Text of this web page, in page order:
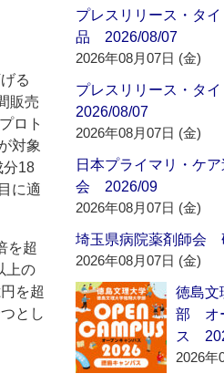
る
販売
ロト
対象
分18
に適
を超
上の
を超
とし
プレスリリース・タ
品 2026/08/07
2026年08月07日 (金)
プレスリリース・タ
2026/08/07
2026年08月07日 (金)
日本プライマリ・ケ
会 2026/09
2026年08月07日 (金)
埼玉県病院薬剤師会
2026年08月07日 (金)
徳島
部 オ
ス
2026年